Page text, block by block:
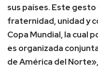
sus países. Este
fraternidad, unidad y
Copa Mundial, la cual
es organizada
de América del